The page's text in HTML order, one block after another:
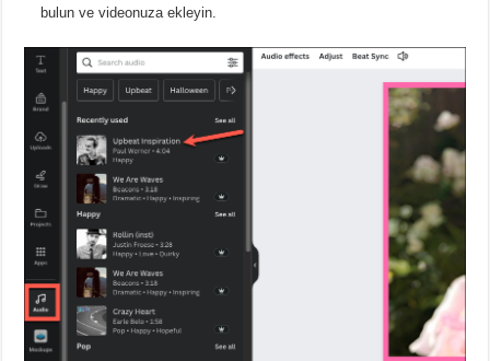
bulun ve videonuza ekleyin.